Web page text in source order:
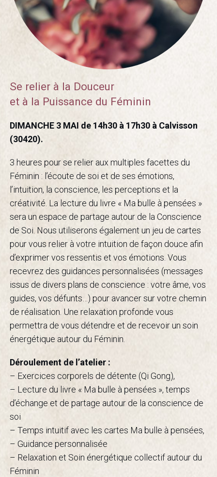
Se relier à la Douceur
et à la Puissance du Féminin
DIMANCHE 3 MAI de 14h30 à 17h30 à Calvisson
(30420).
3 heures pour se relier aux multiples facettes du
Féminin : l’écoute de soi et de ses émotions,
l’intuition, la conscience, les perceptions et la
créativité. La lecture du livre « Ma bulle à pensées »
sera un espace de partage autour de la Conscience
de Soi. Nous utiliserons également un jeu de cartes
pour vous relier à votre intuition de façon douce afin
d’exprimer vos ressentis et vos émotions. Vous
recevrez des guidances personnalisées (messages
issus de divers plans de conscience : votre âme, vos
guides, vos défunts…) pour avancer sur votre chemin
de réalisation. Une relaxation profonde vous
permettra de vous détendre et de recevoir un soin
énergétique autour du Féminin.
Déroulement de l’atelier :
– Exercices corporels de détente (Qi Gong),
– Lecture du livre « Ma bulle à pensées », temps
d’échange et de partage autour de la conscience de
soi
– Temps intuitif avec les cartes Ma bulle à pensées,
– Guidance personnalisée
– Relaxation et Soin énergétique collectif autour du
Féminin